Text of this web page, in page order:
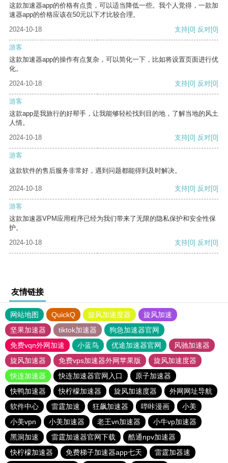
这款加速器app的价格有点贵，可以适当降低一些。我个人觉得，一款加
速器app的价格应该在50元以下才比较合理。
2024-10-18
支持[0] 反对[0]
游客
这款加速器app的操作有点复杂，可以简化一下，比如将设置页面进行优
化。
2024-10-18
支持[0] 反对[0]
游客
这款app是我旅行的好帮手，让我能够轻松找到目的地，了解当地的风土
人情。
2024-10-18
支持[0] 反对[0]
游客
这款软件的售后服务非常好，遇到问题都能得到及时解决。
2024-10-18 支持[0] 反对[0]
游客
这款加速器VPM应用程序已经为我们带来了无限的隐私保护和安全性保
护。
2024-10-18
支持[0] 反对[0]
友情链接
网站地图 QuickQ 旋风加速度器
旋风加速
坚果加速器
tiktok加速器
狗急加速器官网
免费vqn外网加速
小蓝鸟 优途加速器官网
风驰加速器
旋风加速器
免费vps加速器外网苹果版
旋风加速度器
快连加速器
快连加速器官网入口
原子加速器
快鸭加速器
快柠檬加速器 旋风加速度器
外网网址导航
软件中心
雷霆加速 狂飙加速器 哔咔漫画
小美
小美vpn
小美加速器 老王vn加速器
小牛vp加速器
黑洞加速
雷霆加速器官网下载
酷通npv加速器
快柠檬加速器
免费梯子加速器app七天
雷霆加器速